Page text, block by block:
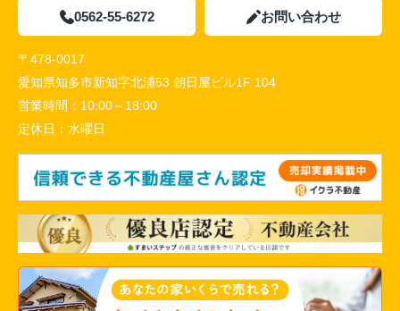
0562-55-6272 お問い合わせ
〒478-0017
愛知県知多市新知字北浦53 朝日屋ビル1F 104
営業時間： 10:00～18:00
定休日： 水曜日